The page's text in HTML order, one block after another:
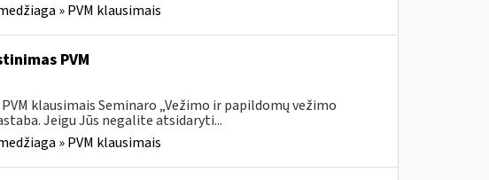
» PVM klausimais
PVM
klausimais Seminaro „Vežimo ir papildomų vežimo
Jeigu Jūs negalite atsidaryti...
» PVM klausimais